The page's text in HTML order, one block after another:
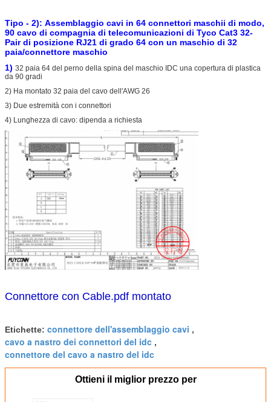
Tipo - 2): Assemblaggio cavi in 64 connettori maschii di modo,
90 cavo di compagnia di telecomunicazioni di Tyco Cat3 32-
Pair di posizione RJ21 di grado 64 con un maschio di 32
paia/connettore maschio
1) 32 paia 64 del perno della spina del maschio IDC una copertura di plastica
da 90 gradi
2) Ha montato 32 paia del cavo dell'AWG 26
3) Due estremità con i connettori
4) Lunghezza di cavo: dipenda a richiesta
Connettore con Cable.pdf montato
Etichette: connettore dell'assemblaggio cavi ,
cavo a nastro dei connettori del idc ,
connettore del cavo a nastro del idc
Ottieni il miglior prezzo per